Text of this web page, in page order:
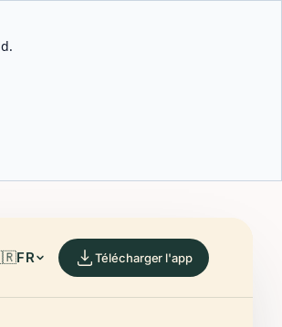
FR Télécharger l'app